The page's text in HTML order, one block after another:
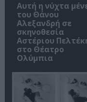
Αυτή η νύχτα
του Θάνου
Αλεξανδρή σε
σκηνοθεσία
Αστέριου
στο Θέατρο
Ολύμπια